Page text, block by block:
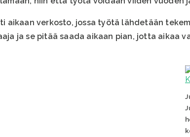
aikaan verkosto, jossa työtä lähdetään
ja se pitää saada aikaan pian, jotta aikaa